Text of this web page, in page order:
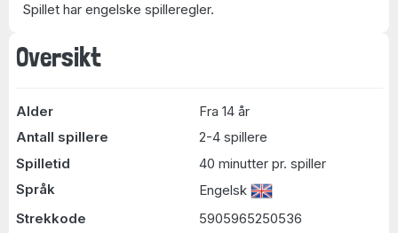
Oversikt
Alder
Fra 14 år
Antall spillere
2-4 spillere
Spilletid
40 minutter pr. spiller
Språk
Engelsk
Strekkode
5905965250536
Spillet har engelske spilleregler.